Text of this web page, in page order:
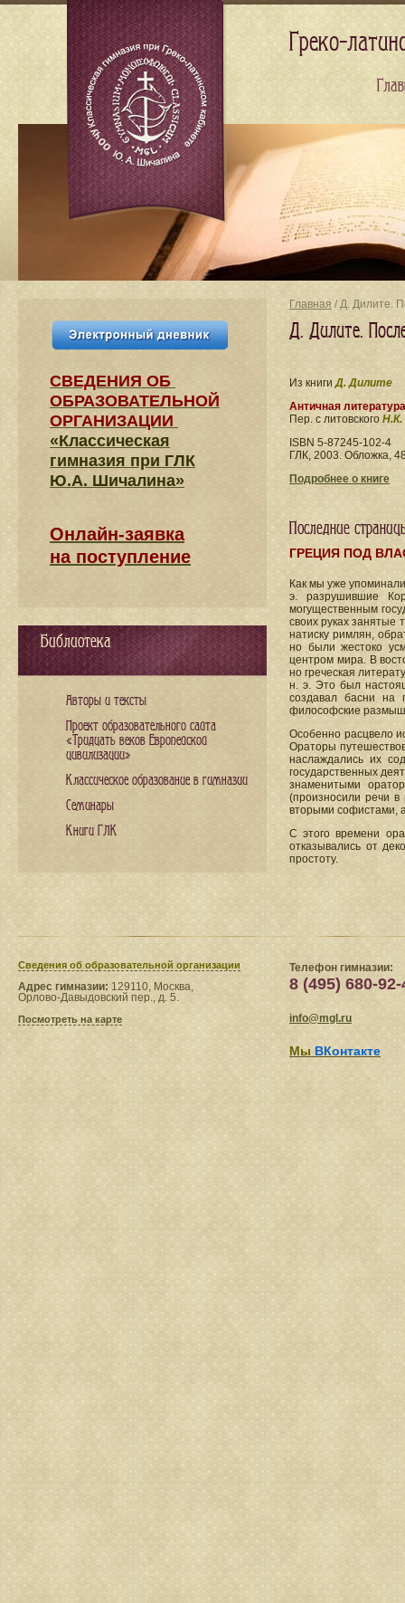
Главная / Д. Дилите.
Д. Дилите.
Из книгиД. Дилите
Античная литература
Пер. с литовского Н.К.
ISBN 5-87245-102-4
ГЛК, 2003. Обложка,
Подробнее о книге
Последние
ГРЕЦИЯ ПОД
Как мы уже
э. разрушившие
могущественным
своих руках занятые
натиску римлян,
но были жестоко
центром мира. В
но греческая
н. э. Это был
создавал басни на
философские
Особенно расцвело
Ораторы
наслаждались их
государственных
знаменитыми
(произносили речи
вторыми софистами,
С этого времени
отказывались от
простоту.
СВЕДЕНИЯ​ ОБ
ОБРАЗОВАТЕЛЬНОЙ
ОРГАНИЗАЦИИ
«Классическая
гимназия при ГЛК
Ю.А. Шичалина»
Онлайн-заявка
на поступление
Библиотека
Авторы и тексты
Проект образовательного сайта
«Тридцать веков Европейской
цивилизации»
Классическое образование в гимназии
Семинары
Книги ГЛК
Сведения​ об образовательной организации
Адрес гимназии: 129110, Москва,
Орлово-Давыдовский пер., д. 5.
Посмотреть на карте
Телефон гимназии:
8 (495) 680-92-
info@mgl.ru
Мы ВКонтакте
Греко-